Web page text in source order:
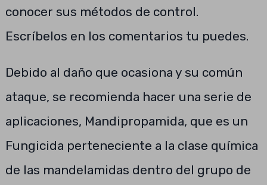
conocer sus métodos de control.
Escríbelos en los comentarios tu puedes.
Debido al daño que ocasiona y su común
ataque, se recomienda hacer una serie de
aplicaciones, Mandipropamida, que es un
Fungicida perteneciente a la clase química
de las mandelamidas dentro del grupo de